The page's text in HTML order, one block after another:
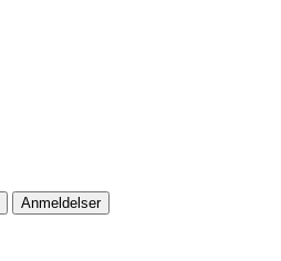
Anmeldelser